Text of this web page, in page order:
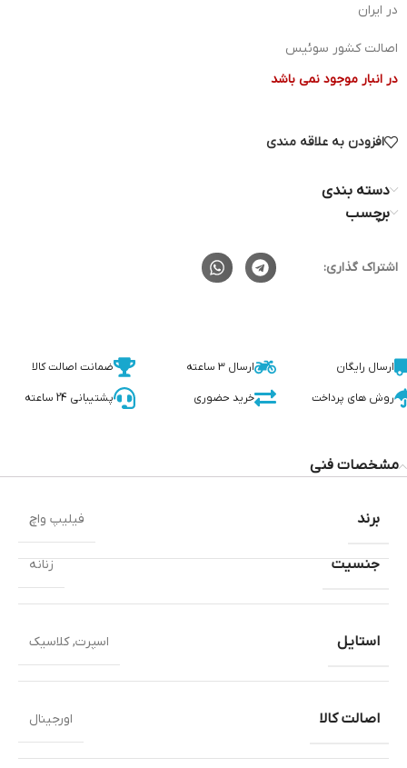
در ایران
اصالت کشور سوئیس
در انبار موجود نمی باشد
افزودن به علاقه مندی
دسته بندی
برچسب
اشتراک گذاری:
ارسال رایگان ارسال 3 ساعته ضمانت اصالت کالا
روش های پرداخت خرید حضوری پشتیبانی 24 ساعته
مشخصات فنی
جنسیت زنانه
استایل اسپرت,کلاسیک
اصالت کالا اورجینال
برند فیلیپ واچ